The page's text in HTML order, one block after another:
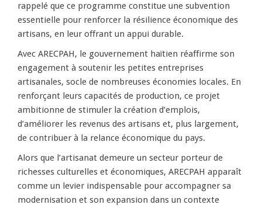
rappelé que ce programme constitue une subvention
essentielle pour renforcer la résilience économique des
artisans, en leur offrant un appui durable.
Avec ARECPAH, le gouvernement haïtien réaffirme son
engagement à soutenir les petites entreprises
artisanales, socle de nombreuses économies locales. En
renforçant leurs capacités de production, ce projet
ambitionne de stimuler la création d’emplois,
d’améliorer les revenus des artisans et, plus largement,
de contribuer à la relance économique du pays.
Alors que l’artisanat demeure un secteur porteur de
richesses culturelles et économiques, ARECPAH apparaît
comme un levier indispensable pour accompagner sa
modernisation et son expansion dans un contexte